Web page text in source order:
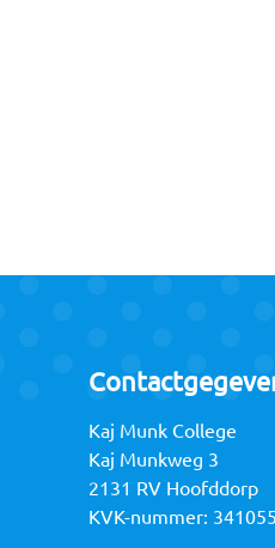
Kaj Munk College
Kaj Munkweg 3
2131 RV Hoofddorp
KVK-nummer: